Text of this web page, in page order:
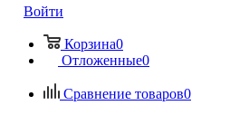
Войти
Корзина0
Отложенные0
Сравнение товаров0